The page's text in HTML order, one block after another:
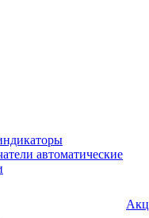
автоматические